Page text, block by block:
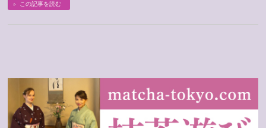
この記事を読む